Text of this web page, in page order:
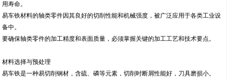
用寿命。
易车铁材料的轴类零件因其良好的切削性能和机械强度，被广泛应用于各类工业设
备中。
要确保轴类零件的加工精度和表面质量，必须掌握关键的加工工艺和技术要点。
材料选择与预处理
易车铁是一种易切削钢材，含硫、磷等元素，切削时断屑性能好，刀具磨损小。